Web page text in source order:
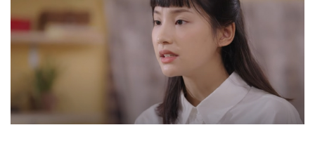
Infographic